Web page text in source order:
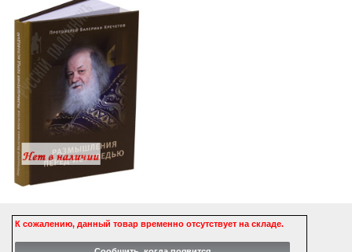
К сожалению, данный товар временно отсутствует на складе.